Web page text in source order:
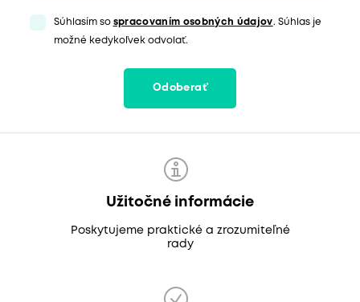
Súhlasím so spracovaním osobných údajov. Súhlas je
možné kedykoľvek odvolať.
Odoberať
Užitočné informácie
Poskytujeme praktické a zrozumiteľné
rady